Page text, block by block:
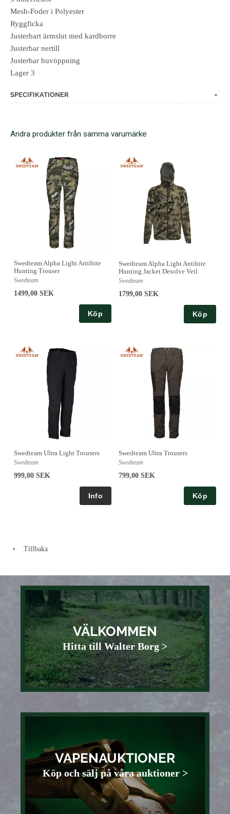
Mesh-Foder i Polyester
Ryggficka
Justerbart ärmslut med kardborre
Justerbar nertill
Justerbar huvöppning
Lager 3
SPECIFIKATIONER
Andra produkter från samma varumärke
Swedteam Alpha Light Antibite
Hunting Trouser
Swedteam
1499,00 SEK
Köp
Swedteam Alpha Light Antibite
Hunting Jacket Desolve Veil
Swedteam
1799,00 SEK
Köp
Swedteam Ultra Light Trousers
Swedteam
999,00 SEK
Swedteam Ultra Trousers
Swedteam
799,00 SEK
Köp
Tillbaka
VÄLKOMMEN
Hitta till Walter Borg >
VAPENAUKTIONER
Köp och sälj på våra auktioner >